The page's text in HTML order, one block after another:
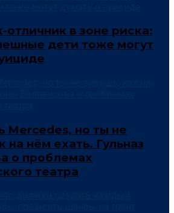
отличник в зоне риска:
дети тоже могут
Mercedes, но ты не
на нём ехать. Гульназ
о проблемах
театра